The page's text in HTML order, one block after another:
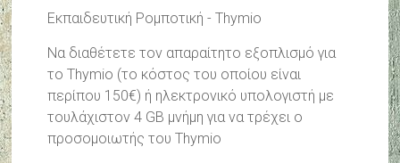
Εκπαιδευτική Ρομποτική - Thymio
Να διαθέτετε τον απαραίτητο εξοπλισμό για
το Thymio (το κόστος του οποίου είναι
περίπου 150€) ή ηλεκτρονικό υπολογιστή με
τουλάχιστον 4 GB μνήμη για να τρέχει ο
προσομοιωτής του Thymio